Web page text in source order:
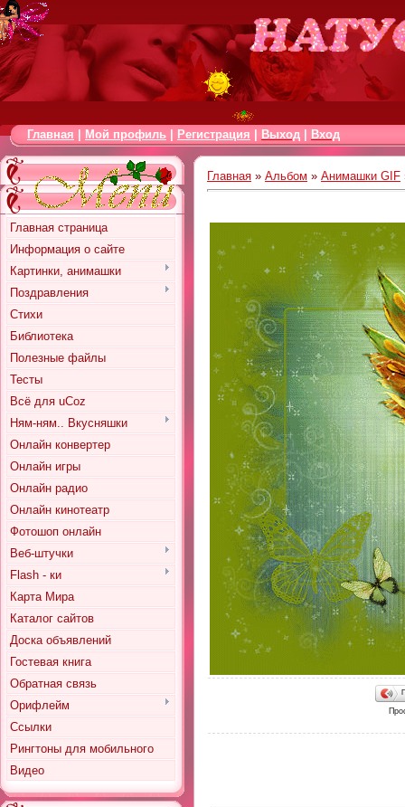
Главная Мой профиль Регистрация Выход Вход
Главная страница
Информация о сайте
Картинки, анимашки
Поздравления
Стихи
Библиотека
Полезные файлы
Тесты
Всё для uCoz
Ням-ням.. Вкусняшки
Онлайн конвертер
Онлайн игры
Онлайн радио
Онлайн кинотеатр
Фотошоп онлайн
Веб-штучки
Flash - ки
Карта Мира
Каталог сайтов
Доска объявлений
Гостевая книга
Обратная связь
Орифлейм
Ссылки
Рингтоны для мобильного
Видео
Главная » Альбом » Анимашки GIF